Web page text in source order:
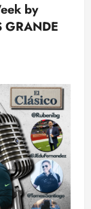
by
GRANDE